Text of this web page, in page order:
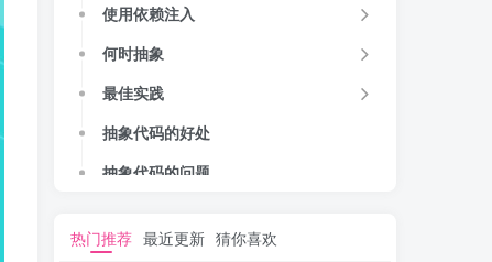
使用依赖注入
何时抽象
最佳实践
抽象代码的好处
抽象代码的问题
小结
热门推荐 最近更新 猜你喜欢